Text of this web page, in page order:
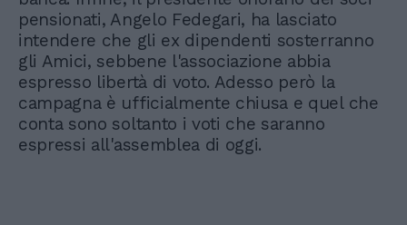
pensionati, Angelo Fedegari, ha lasciato
intendere che gli ex dipendenti sosterranno
gli Amici, sebbene l'associazione abbia
espresso libertà di voto. Adesso però la
campagna è ufficialmente chiusa e quel che
conta sono soltanto i voti che saranno
espressi all'assemblea di oggi.